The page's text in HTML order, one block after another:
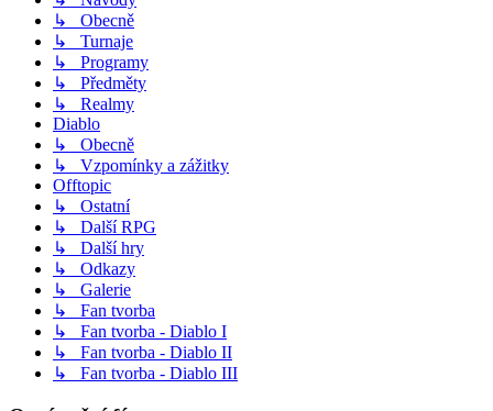
↳ Obecně
↳ Turnaje
↳ Programy
↳ Předměty
↳ Realmy
Diablo
↳ Obecně
↳ Vzpomínky a zážitky
Offtopic
↳ Ostatní
↳ Další RPG
↳ Další hry
↳ Odkazy
↳ Galerie
↳ Fan tvorba
↳ Fan tvorba - Diablo I
↳ Fan tvorba - Diablo II
↳ Fan tvorba - Diablo III